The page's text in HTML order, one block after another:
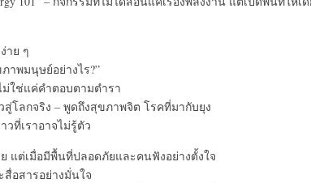
าย ๆ
าพมนุษย์อย่างไร?”
ม่ใช่แค่คำตอบตามตำรา
สู่โลกจริง – พูดถึงสุขภาพจิต โรคที่มากับยุง
วที่เราอาจไม่รู้ตัว
แต่เมื่อมีพื้นที่ปลอดภัยและคนฟังอย่างตั้งใจ
สื่อสารอย่างมั่นใจ